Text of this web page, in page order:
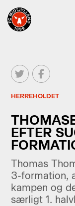
HERREHOLDET
EFTER
Thomas
3-formation,
kampen og
særligt 1.